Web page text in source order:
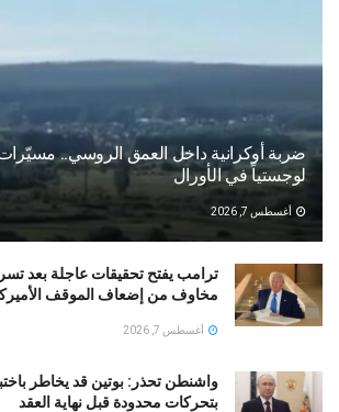
ضربة أوكرانية داخل العمق الروسي..
لوجستياً في الأورال
أغسطس 7, 2026
ترامب يفتح تحقيقات عاجلة بعد
مخاوف من إضعاف الموقف
أغسطس 7, 2026
واشنطن تحذر: بوتين قد يخاطر
بتحركات محدودة قبل نهاية العقد